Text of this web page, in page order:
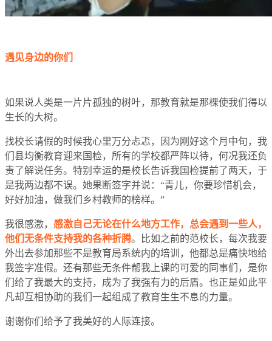
遇见身边的你们
如果说人类是一片片孤独的树叶，那教育就是那棵使我们得以
生长的大树。
找校长请假的时候我心里万分忐忑，因为刚好这个月中旬，我
们县均衡教育迎来国检，所有的学校都严阵以待，何况我还负
责了解说任务。特别幸运的是校长告诉我国检提前了两天，于
是我两边都不误。她果断签字并说：“青儿，你要珍惜机会，
好好加油，做我们乡村教师的榜样。”
我很感激， 感激自己无论在什么地方工作，总会遇到一些人，
他们无条件支持我的各种折腾。比如之前的范校长，每次我要
外出去参加那些不是教育局系统内的培训，他都总是痛快地给
我签字准假。还有那些无条件帮我上课的可爱的同事们，是你
们给了我最大的支持，成为了我强有力的后盾。也正是如此平
凡却互相协助的我们一起组成了教育生生不息的力量。
谢谢你们给予了我美好的人际连接。